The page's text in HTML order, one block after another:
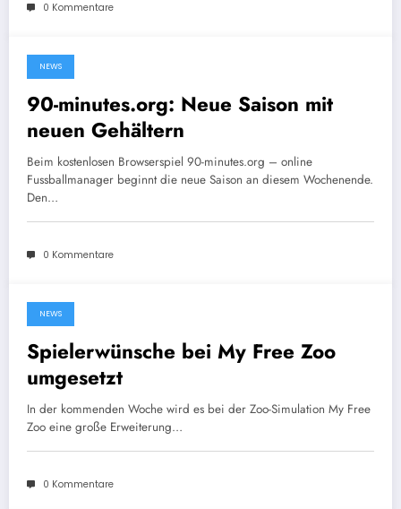
0 Kommentare
20. April 2012
NEWS
90-minutes.org: Neue Saison mit
neuen Gehältern
Beim kostenlosen Browserspiel 90-minutes.org – online
Fussballmanager beginnt die neue Saison an diesem Wochenende.
Den…
0 Kommentare
19. April 2012
NEWS
Spielerwünsche bei My Free Zoo
umgesetzt
In der kommenden Woche wird es bei der Zoo-Simulation My Free
Zoo eine große Erweiterung…
0 Kommentare